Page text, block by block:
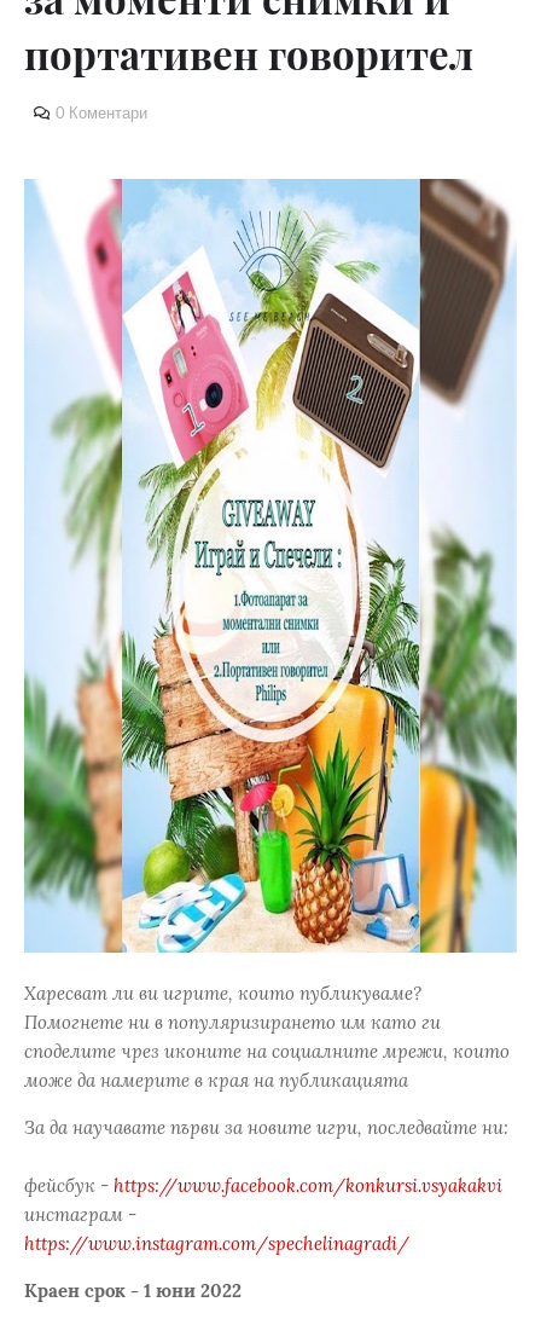
портативен говорител
0 Коментари
Харесват ли ви игрите, които публикуваме?
Помогнете ни в популяризирането им като ги
споделите чрез иконите на социалните мрежи, които
може да намерите в края на публикацията
За да научавате първи за новите игри, последвайте ни:
фейсбук - https://www.facebook.com/konkursi.vsyakakvi
инстаграм -
https://www.instagram.com/spechelinagradi/
Краен срок - 1 юни 2022